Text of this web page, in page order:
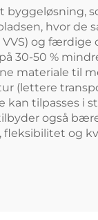
hvor de
og færdige
30-50 %
materiale til
(lettere
tilpasses i
også
og